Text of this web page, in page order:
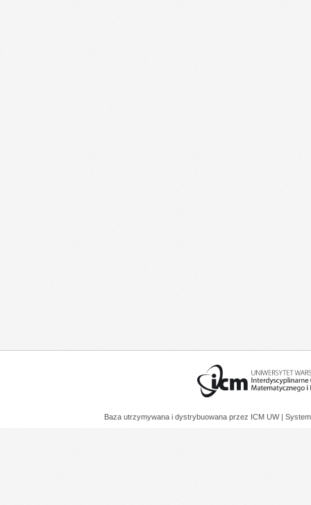
Baza utrzymywana i dystrybuowana przez ICM UW |